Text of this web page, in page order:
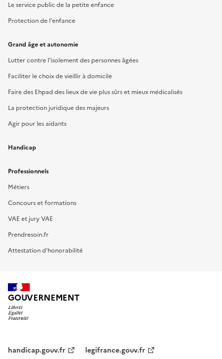
Le service public de la petite enfance
Protection de l'enfance
Grand âge et autonomie
Lutter contre l’isolement des personnes âgées
Faciliter le choix de vieillir à domicile
Faire des Ehpad des lieux de vie plus sûrs et mieux médicalisés
La protection juridique des majeurs
Agir pour les aidants
Handicap
Professionnels
Métiers
Concours et formations
VAE et jury VAE
Prendresoin.fr
Attestation d'honorabilité
GOUVERNEMENT
handicap.gouv.fr legifrance.gouv.fr